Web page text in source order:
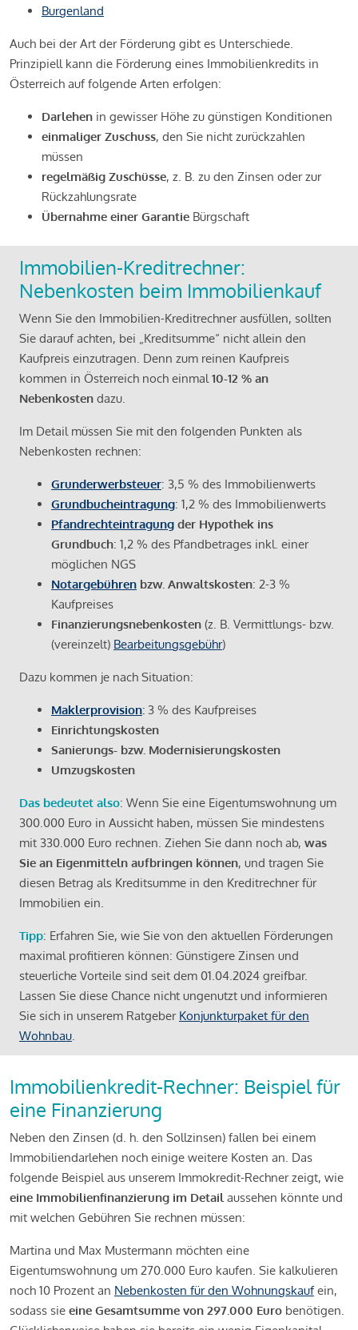
Burgenland
Auch bei der Art der Förderung gibt es Unterschiede.
Prinzipiell kann die Förderung eines Immobilienkredits in
Österreich auf folgende Arten erfolgen:
Darlehen in gewisser Höhe zu günstigen Konditionen
einmaliger Zuschuss, den Sie nicht zurückzahlen
müssen
regelmäßig Zuschüsse, z. B. zu den Zinsen oder zur
Rückzahlungsrate
Übernahme einer Garantie Bürgschaft
Immobilien-Kreditrechner:
Nebenkosten beim Immobilienkauf
Wenn Sie den Immobilien-Kreditrechner ausfüllen, sollten
Sie darauf achten, bei „Kreditsumme“ nicht allein den
Kaufpreis einzutragen. Denn zum reinen Kaufpreis
kommen in Österreich noch einmal10-12 % an
Nebenkosten dazu.
Im Detail müssen Sie mit den folgenden Punkten als
Nebenkosten rechnen:
Grunderwerbsteuer: 3,5 % des Immobilienwerts
Grundbucheintragung: 1,2 % des Immobilienwerts
Pfandrechteintragung der Hypothek ins
Grundbuch: 1,2 % des Pfandbetrages inkl. einer
möglichen NGS
Notargebühren bzw. Anwaltskosten: 2-3 %
Kaufpreises
Finanzierungsnebenkosten (z. B. Vermittlungs- bzw.
(vereinzelt) Bearbeitungsgebühr)
Dazu kommen je nach Situation:
Maklerprovision: 3 % des Kaufpreises
Einrichtungskosten
Sanierungs- bzw. Modernisierungskosten
Umzugskosten
Das bedeutet also: Wenn Sie eine Eigentumswohnung um
300.000 Euro in Aussicht haben, müssen Sie mindestens
mit 330.000 Euro rechnen. Ziehen Sie dann noch ab, was
Sie an Eigenmitteln aufbringen können, und tragen Sie
diesen Betrag als Kreditsumme in den Kreditrechner für
Immobilien ein.
Tipp: Erfahren Sie, wie Sie von den aktuellen Förderungen
maximal profitieren können: Günstigere Zinsen und
steuerliche Vorteile sind seit dem 01.04.2024 greifbar.
Lassen Sie diese Chance nicht ungenutzt und informieren
Sie sich in unserem Ratgeber Konjunkturpaket für den
Wohnbau.
Immobilienkredit-Rechner: Beispiel für
eine Finanzierung
Neben den Zinsen (d. h. den Sollzinsen) fallen bei einem
Immobiliendarlehen noch einige weitere Kosten an. Das
folgende Beispiel aus unserem Immokredit-Rechner zeigt, wie
eine Immobilienfinanzierung im Detail aussehen könnte und
mit welchen Gebühren Sie rechnen müssen:
Martina und Max Mustermann möchten eine
Eigentumswohnung um 270.000 Euro kaufen. Sie kalkulieren
noch 10 Prozent an Nebenkosten für den Wohnungskaufein,
sodass sie eine Gesamtsumme von 297.000 Euro benötigen.